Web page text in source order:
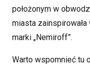
położonym w
miasta
marki „Nemiroff”.
Warto wspomnieć tu